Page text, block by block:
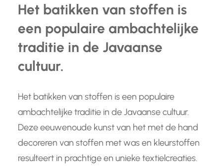
Het batikken van stoffen is
een populaire ambachtelijke
traditie in de Javaanse
cultuur.
Het batikken van stoffen is een populaire
ambachtelijke traditie in de Javaanse cultuur.
Deze eeuwenoude kunst van het met de hand
decoreren van stoffen met was en kleurstoffen
resulteert in prachtige en unieke textielcreaties.